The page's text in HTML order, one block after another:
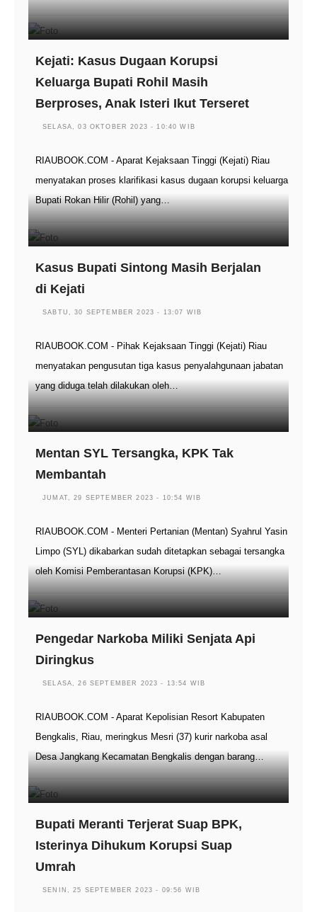
Kejati: Kasus Dugaan Korupsi
Keluarga Bupati Rohil Masih
Berproses, Anak Isteri Ikut Terseret
SELASA, 03 OKTOBER 2023 - 10:40 WIB
RIAUBOOK.COM - Aparat Kejaksaan Tinggi (Kejati) Riau
menyatakan proses klarifikasi kasus dugaan korupsi keluarga
Bupati Rokan Hilir (Rohil) yang…
Kasus Bupati Sintong Masih Berjalan
di Kejati
SABTU, 30 SEPTEMBER 2023 - 13:07 WIB
RIAUBOOK.COM - Pihak Kejaksaan Tinggi (Kejati) Riau
menyatakan pengusutan tiga kasus penyalahgunaan jabatan
yang diduga telah dilakukan oleh…
Mentan SYL Tersangka, KPK Tak
Membantah
JUMAT, 29 SEPTEMBER 2023 - 10:54 WIB
RIAUBOOK.COM - Menteri Pertanian (Mentan) Syahrul Yasin
Limpo (SYL) dikabarkan sudah ditetapkan sebagai tersangka
oleh Komisi Pemberantasan Korupsi (KPK)…
Pengedar Narkoba Miliki Senjata Api
Diringkus
SELASA, 26 SEPTEMBER 2023 - 13:54 WIB
RIAUBOOK.COM - Aparat Kepolisian Resort Kabupaten
Bengkalis, Riau, meringkus Mesri (37) kurir narkoba asal
Desa Jangkang Kecamatan Bengkalis dengan barang…
Bupati Meranti Terjerat Suap BPK,
Isterinya Dihukum Korupsi Suap
Umrah
SENIN, 25 SEPTEMBER 2023 - 09:56 WIB